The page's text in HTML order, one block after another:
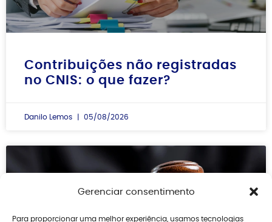
Gerenciar consentimento
Para proporcionar uma melhor experiência, usamos tecnologias
Contribuições não registradas
no CNIS: o que fazer?
Danilo Lemos 05/08/2026